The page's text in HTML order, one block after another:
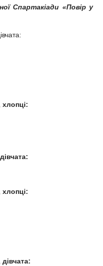
Спартакіади «Повір у